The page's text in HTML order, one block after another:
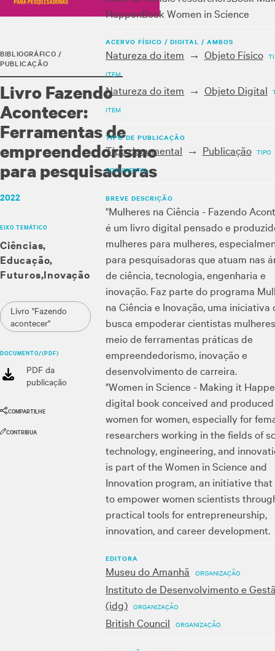
BIBLIOGRÁFICO /
PUBLICAÇÃO
Livro Fazendo
Acontecer:
Ferramentas de
empreendedorismo
para pesquisadoras
2022
EIXO TEMÁTICO
Ciências
Educação
Futuros Inovação
Livro "Fazendo
acontecer"
DOCUMENTO/(PDF)
PDF da
publicação
COMPARTILHE
CONTRIBUA
HappenBook Women in Science
ACERVO FÍSICO / DIGITAL / AMBOS
Natureza do item Objeto Físico
ITEM
Natureza do item Objeto Digital
ITEM
TIPO DE PUBLICAÇÃO
Tipo documental Publicação TIPO
DOCUMENTAL
BREVE DESCRIÇÃO
"Mulheres na Ciência - Fazendo
é um livro digital pensado e
mulheres para mulheres,
para pesquisadoras que atuam nas
de ciência, tecnologia, engenharia e
inovação. Faz parte do programa
na Ciência e Inovação, uma iniciativa
busca empoderar cientistas
meio de ferramentas práticas de
empreendedorismo, inovação e
desenvolvimento de carreira.
"Women in Science - Making it
digital book conceived and
women for women, especially for
researchers working in the fields of
technology, engineering, and
is part of the Women in Science and
Innovation program, an initiative that
to empower women scientists
practical tools for entrepreneurship,
innovation, and career development.
EDITORA
Museu do Amanhã ORGANIZAÇÃO
Instituto de Desenvolvimento e
(idg) ORGANIZAÇÃO
British Council ORGANIZAÇÃO